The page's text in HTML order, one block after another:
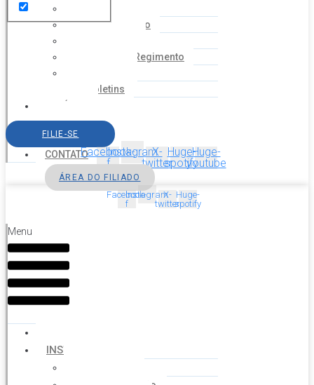
Coordenação
Estatuto e Regimento
Boletins
SERVIÇOS
AGENDA
CONTATO
FILIE-SE
Facebook-
f
InstagramX-
twitter
Huge-
spotify
Huge-
youtube
ÁREA DO FILIADO
Facebook-
f
InstagramX-
twitter
Huge-
spotify
Menu
INSTITUCIONAL